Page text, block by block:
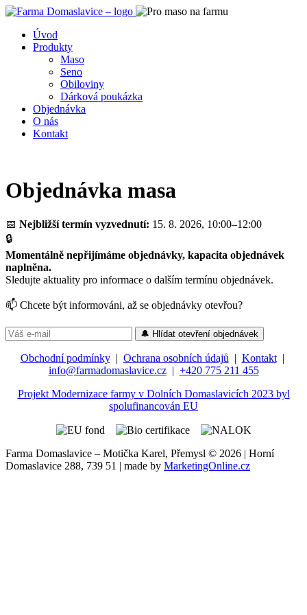
Úvod
Produkty
Maso
Seno
Obiloviny
Dárková poukázka
Objednávka
O nás
Kontakt
Objednávka masa
📅 Nejbližší termín vyzvednutí: 15. 8. 2026, 10:00–12:00
🔒
Momentálně nepřijímáme objednávky, kapacita objednávek
naplněna.
Sledujte aktuality pro informace o dalším termínu objednávek.
📫 Chcete být informováni, až se objednávky otevřou?
🔔 Hlídat otevření objednávek
Obchodní podmínky| Ochrana osobních údajů | Kontakt|
info@farmadomaslavice.cz| +420 775 211 455
Projekt Modernizace farmy v Dolních Domaslavicích 2023 byl
spolufinancován EU
Farma Domaslavice – Motička Karel, Přemysl © 2026 | Horní
Domaslavice 288, 739 51 | made by MarketingOnline.cz